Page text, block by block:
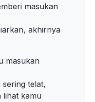
masukan
akhirnya
masukan
telat,
lihat kamu